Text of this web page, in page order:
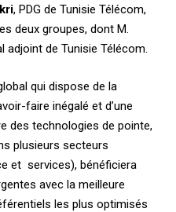
, PDG de Tunisie Télécom,
deux groupes, dont M.
adjoint de Tunisie Télécom.
qui dispose de la
faire inégalé et d’une
des technologies de pointe,
plusieurs secteurs
et services), bénéficiera
avec la meilleure
les plus optimisés